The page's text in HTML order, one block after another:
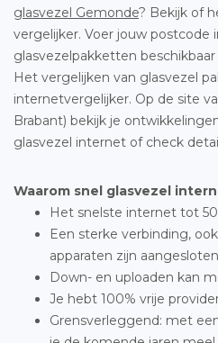
glasvezel Gemonde? Bekijk of
vergelijker. Voer jouw postcode
glasvezelpakketten
Het vergelijken van glasvezel
internetvergelijker. Op de site
Brabant) bekijk je
glasvezel internet of check
Waarom snel glasvezel
Het snelste internet tot
Een sterke verbinding,
apparaten zijn
Down- en uploaden kan
Je hebt 100% vrije
Grensverleggend: met